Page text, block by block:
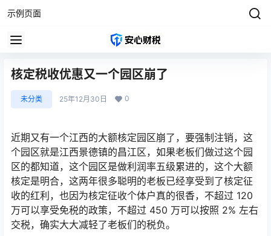
示例页面
核定税收优惠又一个园区崩了
未分类 25年12月30日 0
近期又有一个江西的大额核定园区崩了，要强制注销，这
个园区就是江西景德镇的昌江区，如果老板们做过这个园
区的都知道，这个园区是做利润率五级累进的，这个大额
核定是明合，这两年很多聪明的老板已经享受到了核定征
收的红利，也因为核定征收个体户真的很香，不超过 120
万可以享受免税的政策，不超过 450 万可以按照 2% 左右
交税，确实大大减轻了老板们的税负。